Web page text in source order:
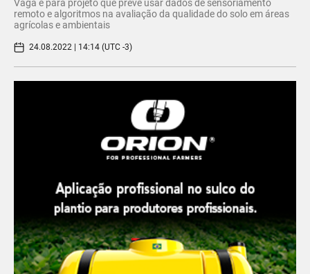
Vaga é para projeto que prevê usar dados de sensoriamento
remoto e algoritmos na avaliação da qualidade do solo em áreas
agrícolas e ambientais
24.08.2022 | 14:14 (UTC -3)